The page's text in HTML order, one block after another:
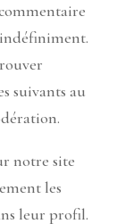
indéfiniment.
suivants au
notre site
les
leur profil.